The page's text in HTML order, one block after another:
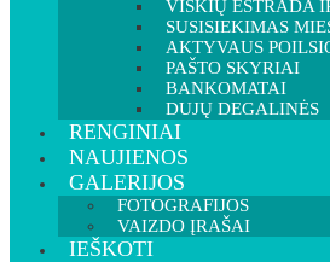
VIŠKIŲ ESTRADA
SUSISIEKIMAS
AKTYVAUS
PAŠTO SKYRIAI
BANKOMATAI
DUJŲ DEGALINĖS
RENGINIAI
NAUJIENOS
GALERIJOS
FOTOGRAFIJOS
VAIZDO ĮRAŠAI
IEŠKOTI